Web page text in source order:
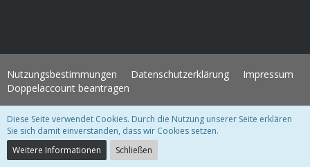
Nutzungsbestimmungen Datenschutzerklärung
Impressum
Doppelaccount beantragen
WoltLab Suite Forum - Themenvorlage 3.1.2 © 2004-2018
Community-Software:
Diese Seite verwendet Cookies. Durch die Nutzung unserer Seite erklären
Sie sich damit einverstanden, dass wir Cookies setzen.
Weitere Informationen
Schließen